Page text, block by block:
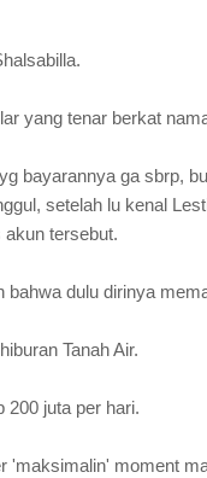
yang tenar berkat
bayarannya ga sbrp,
setelah lu kenal
akun tersebut.
dulu dirinya
Tanah Air.
200 juta per hari.
'maksimalin' moment